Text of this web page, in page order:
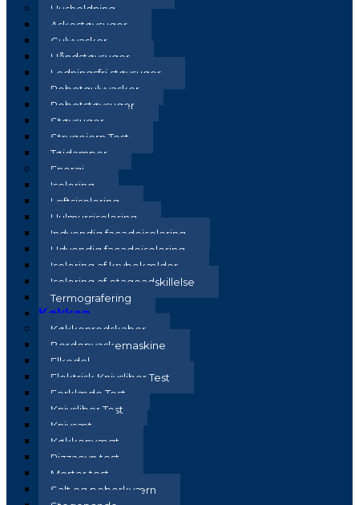
Husholdning
Askestøvsuger
Gulvvasker
Håndstøvsuger
Ledningsfri støvsuger
Robotgulvvasker
Robotstøvsuger
Støvsuger
Strygejern Test
Tøjdamper
Energi
Isolering
Loftsisolering
Hulmursisolering
Indvendig facadeisolering
Udvendig facadeisolering
Isolering af krybekælder
Isolering af etageadskillelse
Termografering
Køkken
Køkkenredskaber
Bordopvaskemaskine
Elkedel
Elektrisk Knivsliber Test
Forklæde Test
Knivsliber Test
Knivsæt
Køkkenvægt
Pizzaovn test
Morter test
Salt og peberkværn